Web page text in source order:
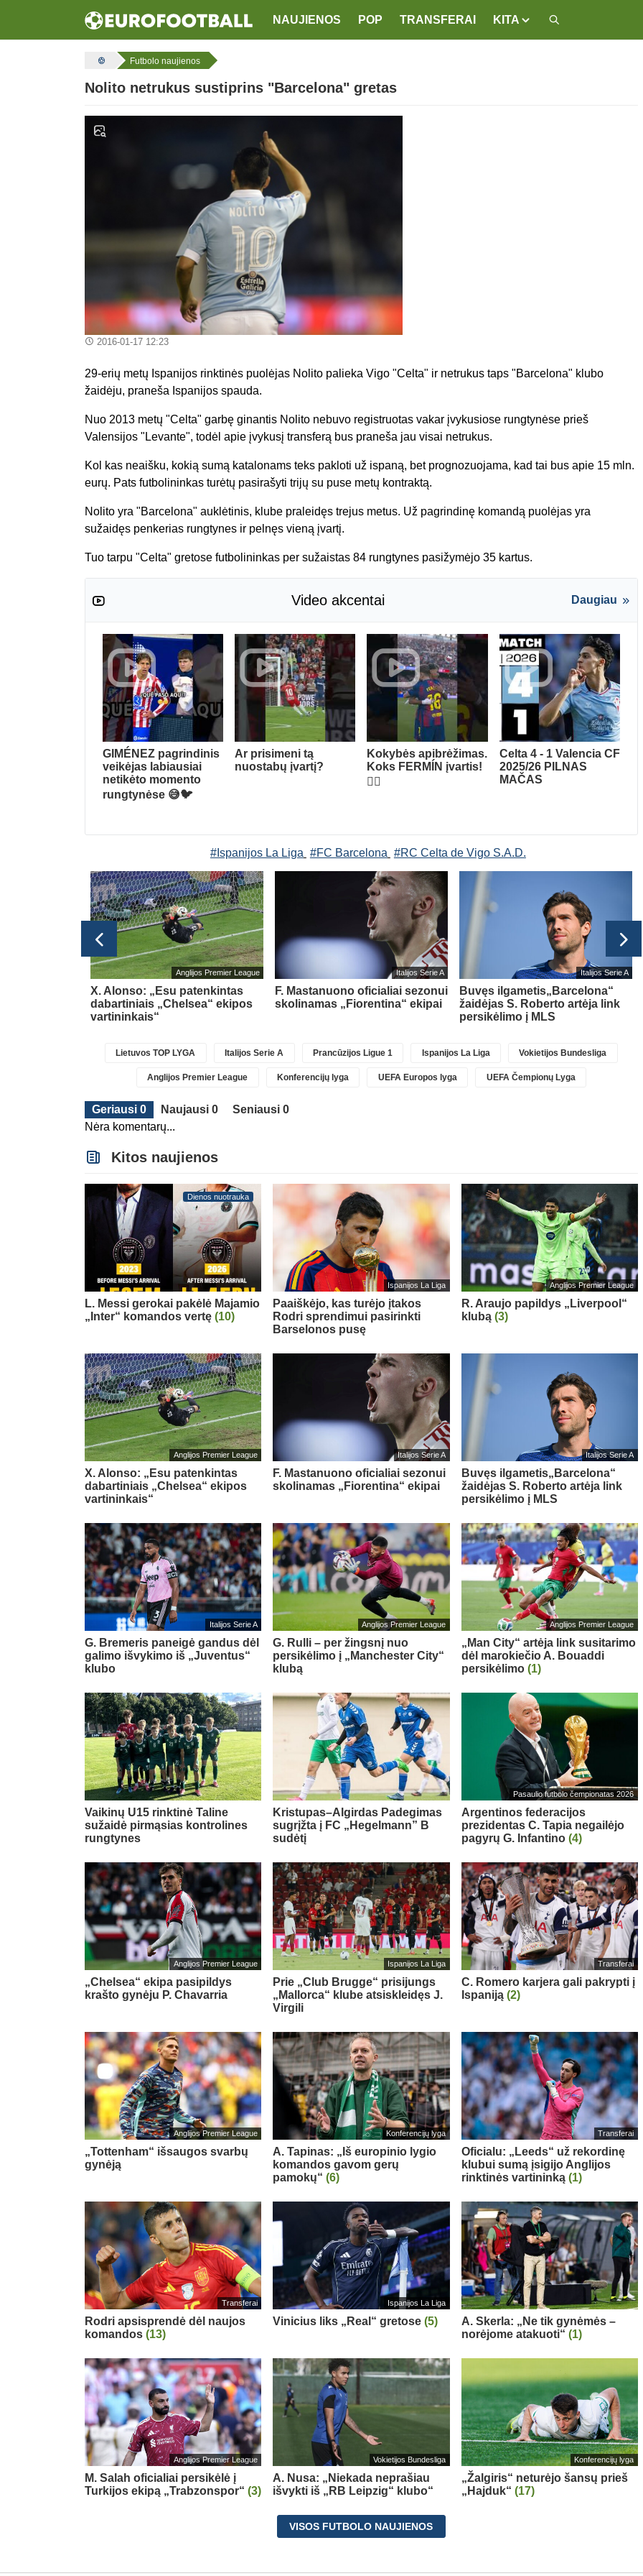
NAUJIENOS POP TRANSFERAI KITA
Futbolo naujienos
Nolito netrukus sustiprins "Barcelona" gretas
2016-01-17 12:23
29-erių metų Ispanijos rinktinės puolėjas Nolito palieka Vigo "Celta" ir netrukus taps "Barcelona" klubo
žaidėju, praneša Ispanijos spauda.
Nuo 2013 metų "Celta" garbę ginantis Nolito nebuvo registruotas vakar įvykusiose rungtynėse prieš
Valensijos "Levante", todėl apie įvykusį transferą bus praneša jau visai netrukus.
Kol kas neaišku, kokią sumą katalonams teks pakloti už ispaną, bet prognozuojama, kad tai bus apie 15 mln.
eurų. Pats futbolininkas turėtų pasirašyti trijų su puse metų kontraktą.
Nolito yra "Barcelona" auklėtinis, klube praleidęs trejus metus. Už pagrindinę komandą puolėjas yra
sužaidęs penkerias rungtynes ir pelnęs vieną įvartį.
Tuo tarpu "Celta" gretose futbolininkas per sužaistas 84 rungtynes pasižymėjo 35 kartus.
Video akcentai Daugiau
GIMÉNEZ pagrindinis
veikėjas labiausiai
netikėto momento
rungtynėse 😅🐦
Ar prisimeni tą
nuostabų įvartį?
Kokybės apibrėžimas.
Koks FERMÍN įvartis!
😮‍💨
Celta 4 - 1 Valencia CF
2025/26 PILNAS
MAČAS
#Ispanijos La Liga #FC Barcelona #RC Celta de Vigo S.A.D.
Anglijos Premier League
X. Alonso: „Esu patenkintas
dabartiniais „Chelsea“ ekipos
vartininkais“
Italijos Serie A
F. Mastanuono oficialiai sezonui
skolinamas „Fiorentina“ ekipai
Italijos Serie A
Buvęs ilgametis„Barcelona“
žaidėjas S. Roberto artėja link
persikėlimo į MLS
Lietuvos TOP LYGA Italijos Serie A Prancūzijos Ligue 1 Ispanijos La Liga Vokietijos Bundesliga
Anglijos Premier League Konferencijų lyga UEFA Europos lyga UEFA Čempionų Lyga
Geriausi 0 Naujausi 0
Seniausi 0
Nėra komentarų...
Kitos naujienos
Dienos nuotrauka
L. Messi gerokai pakėlė Majamio
„Inter“ komandos vertę (10)
Ispanijos La Liga
Paaiškėjo, kas turėjo įtakos
Rodri sprendimui pasirinkti
Barselonos pusę
Anglijos Premier League
R. Araujo papildys „Liverpool“
klubą (3)
Anglijos Premier League
X. Alonso: „Esu patenkintas
dabartiniais „Chelsea“ ekipos
vartininkais“
Italijos Serie A
F. Mastanuono oficialiai sezonui
skolinamas „Fiorentina“ ekipai
Italijos Serie A
Buvęs ilgametis„Barcelona“
žaidėjas S. Roberto artėja link
persikėlimo į MLS
Italijos Serie A
G. Bremeris paneigė gandus dėl
galimo išvykimo iš „Juventus“
klubo
Anglijos Premier League
G. Rulli – per žingsnį nuo
persikėlimo į „Manchester City“
klubą
Anglijos Premier League
„Man City“ artėja link susitarimo
dėl marokiečio A. Bouaddi
persikėlimo (1)
Vaikinų U15 rinktinė Taline
sužaidė pirmąsias kontrolines
rungtynes
Kristupas–Algirdas Padegimas
sugrįžta į FC „Hegelmann” B
sudėtį
Pasaulio futbolo čempionatas 2026
Argentinos federacijos
prezidentas C. Tapia negailėjo
pagyrų G. Infantino (4)
Anglijos Premier League
„Chelsea“ ekipa pasipildys
krašto gynėju P. Chavarria
Ispanijos La Liga
Prie „Club Brugge“ prisijungs
„Mallorca“ klube atsiskleidęs J.
Virgili
Transferai
C. Romero karjera gali pakrypti į
Ispaniją (2)
Anglijos Premier League
„Tottenham“ išsaugos svarbų
gynėją
Konferencijų lyga
A. Tapinas: „Iš europinio lygio
komandos gavom gerų
pamokų“(6)
Transferai
Oficialu: „Leeds“ už rekordinę
klubui sumą įsigijo Anglijos
rinktinės vartininką (1)
Transferai
Rodri apsisprendė dėl naujos
komandos (13)
Ispanijos La Liga
Vinicius liks „Real“ gretose(5)
A. Skerla: „Ne tik gynėmės –
norėjome atakuoti“ (1)
Anglijos Premier League
M. Salah oficialiai persikėlė į
Turkijos ekipą „Trabzonspor“ (3)
Vokietijos Bundesliga
A. Nusa: „Niekada neprašiau
išvykti iš „RB Leipzig“ klubo“
Konferencijų lyga
„Žalgiris“ neturėjo šansų prieš
„Hajduk“ (17)
VISOS FUTBOLO NAUJIENOS